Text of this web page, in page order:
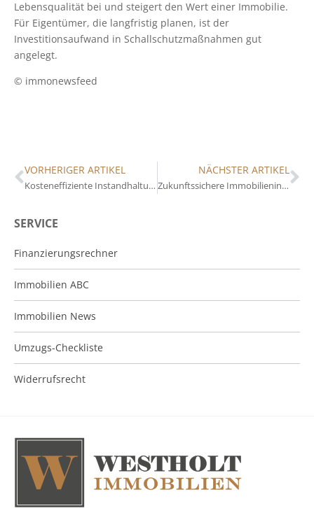
SERVICE
Finanzierungsrechner
Immobilien ABC
Immobilien News
Umzugs-Checkliste
Widerrufsrecht
Lebensqualität bei und steigert den Wert einer Immobilie.
Für Eigentümer, die langfristig planen, ist der
Investitionsaufwand in Schallschutzmaßnahmen gut
angelegt.
© immonewsfeed
VORHERIGER ARTIKEL
Kosteneffiziente Instandhaltung: Praktische Tipps für Immobilieneigentümer
NÄCHSTER ARTIKEL
Zukunftssichere Immobilieninvestitionen: Trends und Strategien